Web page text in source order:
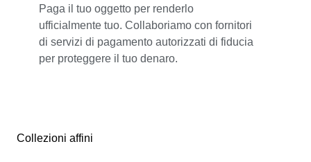
Paga il tuo oggetto per renderlo
ufficialmente tuo. Collaboriamo con fornitori
di servizi di pagamento autorizzati di fiducia
per proteggere il tuo denaro.
Collezioni affini